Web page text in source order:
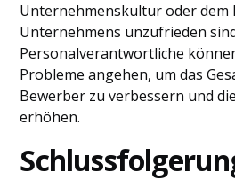
Unternehmenskultur oder dem
Unternehmens unzufrieden
Personalverantwortliche
Probleme angehen, um das
Bewerber zu verbessern und
erhöhen.